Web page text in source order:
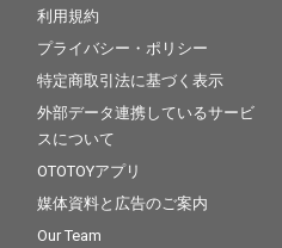
利用規約
プライバシー・ポリシー
特定商取引法に基づく表示
外部データ連携しているサービ
スについて
OTOTOYアプリ
媒体資料と広告のご案内
Our Team